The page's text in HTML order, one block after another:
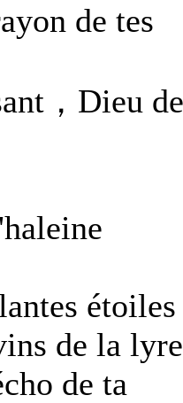
de tes
，Dieu de
étoiles
de la lyre
de ta